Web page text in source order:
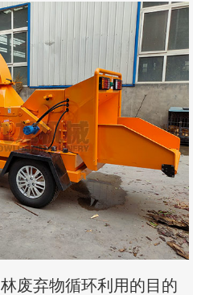
废弃物循环利用的目的